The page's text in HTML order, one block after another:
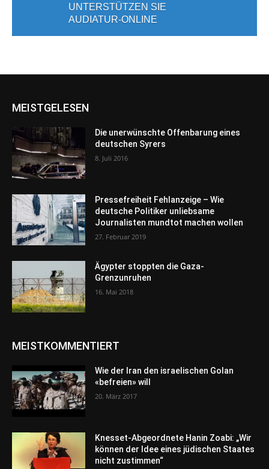
UNTERSTÜTZEN SIE
AUDIATUR-ONLINE
MEISTGELESEN
Die unerwünschte Offenbarung eines
deutschen Syrers
8. Juli 2016
Pressefreiheit Fehlanzeige – Wie
deutsche Politiker unliebsame
Journalisten mundtot machen wollen
27. Februar 2019
Ägypter stoppten die Gaza-
Grenzunruhen
16. Mai 2018
MEISTKOMMENTIERT
Wie der Iran den israelischen Golan
«befreien» will
20. März 2017
Knesset-Abgeordnete Hanin Zoabi: „Wir
können der Idee eines jüdischen Staates
nicht zustimmen“